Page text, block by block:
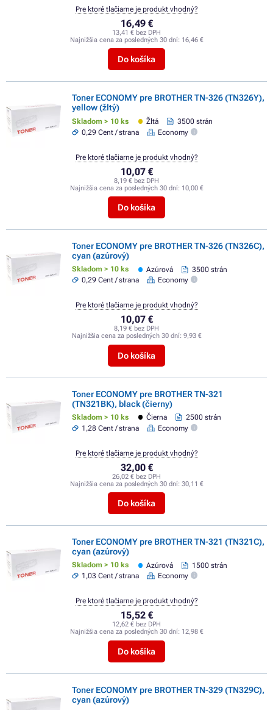
16,49 €
13,41 € bez DPH
Najnižšia cena za posledných 30 dní: 16,46 €
Do košíka
Pre ktoré tlačiarne je produkt vhodný?
Toner ECONOMY pre BROTHER TN-326 (TN326Y),
yellow (žltý)
Skladom > 10 ks Žltá
3500 strán
0,29 Cent / strana
Economy
10,07 €
8,19 € bez DPH
Najnižšia cena za posledných 30 dní: 10,00 €
Do košíka
Pre ktoré tlačiarne je produkt vhodný?
Toner ECONOMY pre BROTHER TN-326 (TN326C),
cyan (azúrový)
Skladom > 10 ks Azúrová
3500 strán
0,29 Cent / strana
Economy
10,07 €
8,19 € bez DPH
Najnižšia cena za posledných 30 dní: 9,93 €
Do košíka
Pre ktoré tlačiarne je produkt vhodný?
Toner ECONOMY pre BROTHER TN-321
(TN321BK), black (čierny)
Skladom > 10 ks Čierna
2500 strán
1,28 Cent / strana
Economy
32,00 €
26,02 € bez DPH
Najnižšia cena za posledných 30 dní: 30,11 €
Do košíka
Pre ktoré tlačiarne je produkt vhodný?
Toner ECONOMY pre BROTHER TN-321 (TN321C),
cyan (azúrový)
Skladom > 10 ks Azúrová
1500 strán
1,03 Cent / strana
Economy
15,52 €
12,62 € bez DPH
Najnižšia cena za posledných 30 dní: 12,98 €
Do košíka
Pre ktoré tlačiarne je produkt vhodný?
Toner ECONOMY pre BROTHER TN-329 (TN329C),
cyan (azúrový)